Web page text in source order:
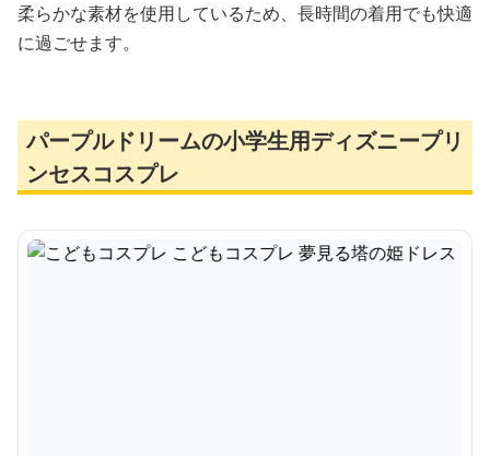
柔らかな素材を使用しているため、長時間の着用でも快適
に過ごせます。
パープルドリームの小学生用ディズニープリ
ンセスコスプレ